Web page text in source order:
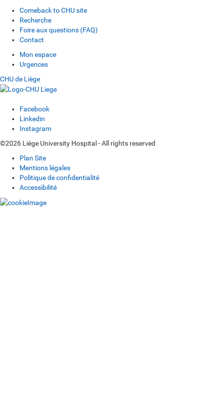
Comeback to CHU site
Recherche
Foire aux questions (FAQ)
Contact
Mon espace
Urgences
CHU de Liège
Facebook
Linkedin
Instagram
©2026 Liège University Hospital - All rights reserved
Plan Site
Mentions légales
Politique de confidentialité
Accessibilité